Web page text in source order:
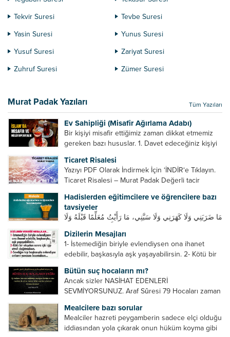
Tekvir Suresi
Tevbe Suresi
Yasin Suresi
Yunus Suresi
Yusuf Suresi
Zariyat Suresi
Zuhruf Suresi
Zümer Suresi
Murat Padak Yazıları Tüm Yazıları
Ev Sahipliği (Misafir Ağırlama Adabı)
Bir kişiyi misafir ettiğimiz zaman dikkat etmemiz
gereken bazı hususlar. 1. Davet edeceğiniz kişiyi
önce, bir hafta önce veya gün içinde davet edin....
Ticaret Risalesi
Yazıyı PDF Olarak İndirmek İçin ‘İNDİR‘e Tıklayın.
Ticaret Risalesi – Murat Padak Değerli tacir
ticaret yapmaktır. Peygamber efendimiz de ticaret
yapmıştır. Hz. Hatice...
Hadislerden eğitimcilere ve öğrencilere bazı
tavsiyeler
مَا ضَرَبَنِي وَلَا كَهَرَنِي وَلَا سَبَّنِي، مَا رَأَيْتُ مُعَلِّمًا قَبْلَهُ وَلَا
ve sellem beni dövmedi, azarlamadı ve bana
sövmedi. Ben ne ondan önce...
Dizilerin Mesajları
1- İstemediğin biriyle evlendiysen ona ihanet
edebilir, başkasıyla aşk yaşayabilirsin. 2- Kötü bir
Sevdiğin kişi başkasıyla evlendiyse onların
yuvasını bozmalısın. 4- Hiçbir dizide...
Bütün suç hocaların mı?
Ancak sizler NASİHAT EDENLERİ
SEVMİYORSUNUZ. Araf Sûresi 79 Hocaları zaman
geliştirmeleri hususunda bazen açık bazen gizli
tenkitlerde bulunmuşuzdur. Örneğin hocalarda
olması gereken hususları sıralar ve...
Mealcilere bazı sorular
Mealciler hazreti peygamberin sadece elçi olduğu
iddiasından yola çıkarak onun hüküm koyma gibi